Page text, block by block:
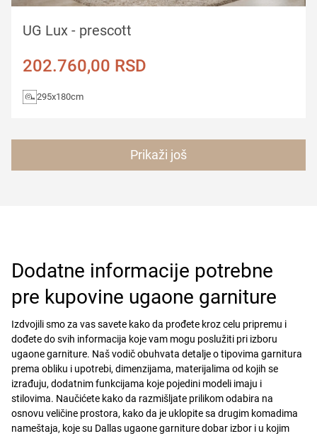
UG Lux - prescott
202.760,00 RSD
295x180cm
Prikaži još
Dodatne informacije potrebne
pre kupovine ugaone garniture
Izdvojili smo za vas savete kako da prođete kroz celu pripremu i
dođete do svih informacija koje vam mogu poslužiti pri izboru
ugaone garniture. Naš vodič obuhvata detalje o tipovima garnitura
prema obliku i upotrebi, dimenzijama, materijalima od kojih se
izrađuju, dodatnim funkcijama koje pojedini modeli imaju i
stilovima. Naučićete kako da razmišljate prilikom odabira na
osnovu veličine prostora, kako da je uklopite sa drugim komadima
nameštaja, koje su Dallas ugaone garniture dobar izbor i u kojim